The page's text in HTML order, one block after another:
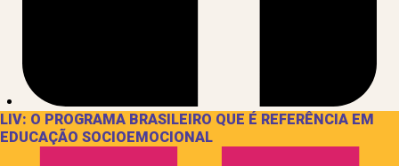
LIV: O PROGRAMA BRASILEIRO QUE É REFERÊNCIA EM
EDUCAÇÃO SOCIOEMOCIONAL